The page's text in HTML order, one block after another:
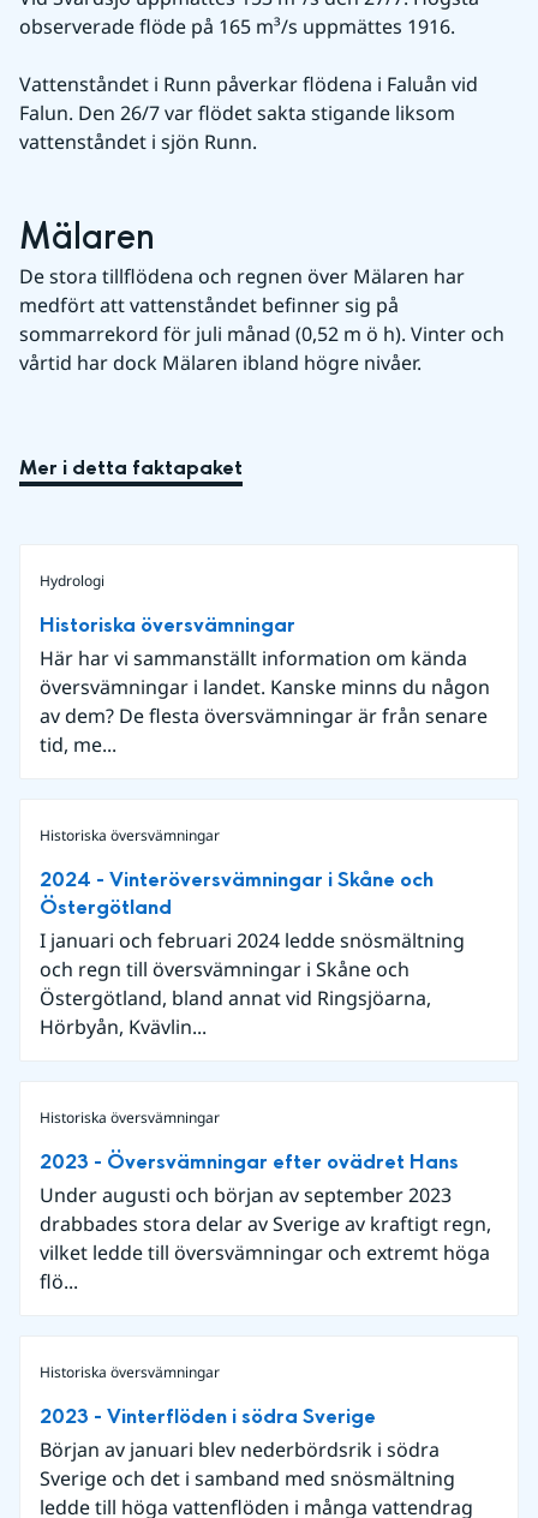
observerade flöde på 165 m³/s uppmättes 1916.
Vattenståndet i Runn påverkar flödena i Faluån vid
Falun. Den 26/7 var flödet sakta stigande liksom
vattenståndet i sjön Runn.
Mälaren
De stora tillflödena och regnen över Mälaren har
medfört att vattenståndet befinner sig på
sommarrekord för juli månad (0,52 m ö h). Vinter och
vårtid har dock Mälaren ibland högre nivåer.
Mer i detta faktapaket
Hydrologi
Historiska översvämningar
Här har vi sammanställt information om kända
översvämningar i landet. Kanske minns du någon
av dem? De flesta översvämningar är från senare
tid, me...
Historiska översvämningar
2024 - Vinteröversvämningar i Skåne och
Östergötland
I januari och februari 2024 ledde snösmältning
och regn till översvämningar i Skåne och
Östergötland, bland annat vid Ringsjöarna,
Hörbyån, Kvävlin...
Historiska översvämningar
2023 - Översvämningar efter ovädret Hans
Under augusti och början av september 2023
drabbades stora delar av Sverige av kraftigt regn,
vilket ledde till översvämningar och extremt höga
flö...
Historiska översvämningar
2023 - Vinterflöden i södra Sverige
Början av januari blev nederbördsrik i södra
Sverige och det i samband med snösmältning
ledde till höga vattenflöden i många vattendrag